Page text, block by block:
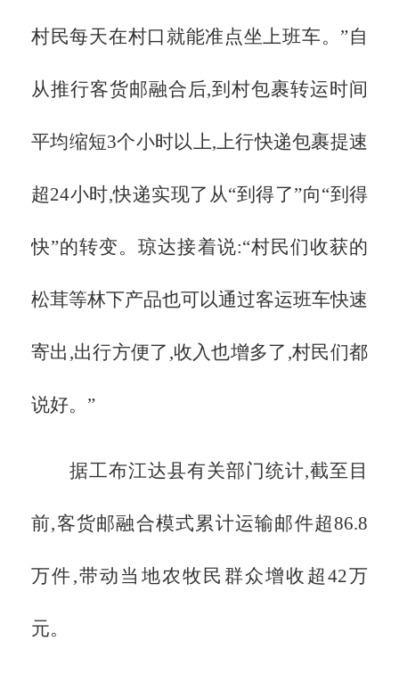
村民每天在村口就能准点坐上班车。”自
从推行客货邮融合后,到村包裹转运时间
平均缩短3个小时以上,上行快递包裹提速
超24小时,快递实现了从“到得了”向“到得
快”的转变。琼达接着说:“村民们收获的
松茸等林下产品也可以通过客运班车快速
寄出,出行方便了,收入也增多了,村民们都
说好。”
据工布江达县有关部门统计,截至目
前,客货邮融合模式累计运输邮件超86.8
万件,带动当地农牧民群众增收超42万
元。